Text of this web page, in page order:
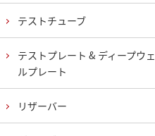
テストチューブ
テストプレート & ディープウェ
ルプレート
リザーバー